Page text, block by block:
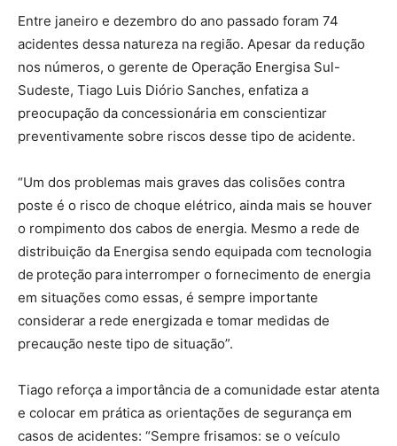
Entre janeiro e dezembro do ano passado foram 74
acidentes dessa natureza na região. Apesar da redução
nos números, o gerente de Operação Energisa Sul-
Sudeste, Tiago Luis Diório Sanches, enfatiza a
preocupação da concessionária em conscientizar
preventivamente sobre riscos desse tipo de acidente.
“Um dos problemas mais graves das colisões contra
poste é o risco de choque elétrico, ainda mais se houver
o rompimento dos cabos de energia. Mesmo a rede de
distribuição da Energisa sendo equipada com tecnologia
de proteção para interromper o fornecimento de energia
em situações como essas, é sempre importante
considerar a rede energizada e tomar medidas de
precaução neste tipo de situação”.
Tiago reforça a importância de a comunidade estar atenta
e colocar em prática as orientações de segurança em
casos de acidentes: “Sempre frisamos: se o veículo